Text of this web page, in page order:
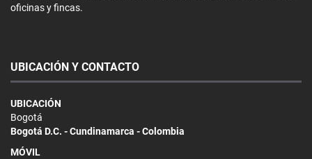
oficinas y fincas.
UBICACIÓN Y CONTACTO
UBICACIÓN
Bogotá
Bogotá D.C. - Cundinamarca - Colombia
MÓVIL